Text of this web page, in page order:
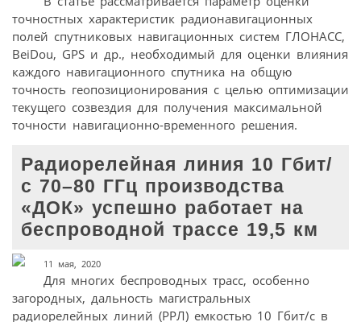
точностных характеристик радионавигационных
полей спутниковых навигационных систем ГЛОНАСС,
BeiDou, GPS и др., необходимый для оценки влияния
каждого навигационного спутника на общую
точность геопозиционирования с целью оптимизации
текущего созвездия для получения максимальной
точности навигационно-временного решения.
Радиорелейная линия 10 Гбит/
с 70–80 ГГц производства
«ДОК» успешно работает на
беспроводной трассе 19,5 км
11 мая, 2020
Для многих беспроводных трасс, особенно
загородных, дальность магистральных
радиорелейных линий (РРЛ) емкостью 10 Гбит/с в